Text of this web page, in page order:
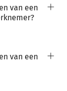
van een
van een